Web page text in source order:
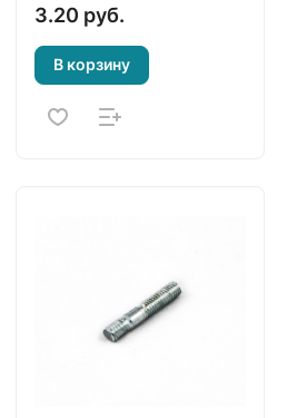
3.20 руб.
В корзину